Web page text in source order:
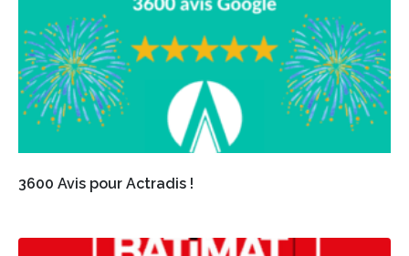
3600 Avis pour Actradis !